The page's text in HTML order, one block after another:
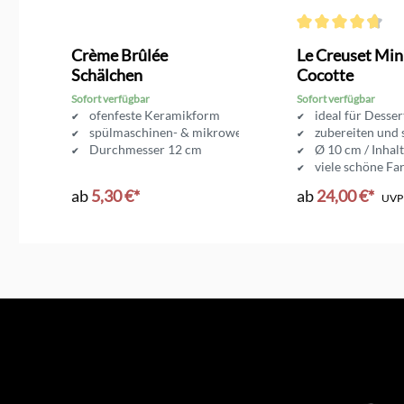
Crème Brûlée
Schälchen
Sofort verfügbar
ofenfeste Keramikform
spülmaschinen- & mikrowellenfest
Durchmesser 12 cm
ab5,30 €*
Le Creuset
Cocotte
Sofort verfügbar
ideal für
zubereiten und
Ø 10 cm /
viele schöne
ab24,00 €* UVP